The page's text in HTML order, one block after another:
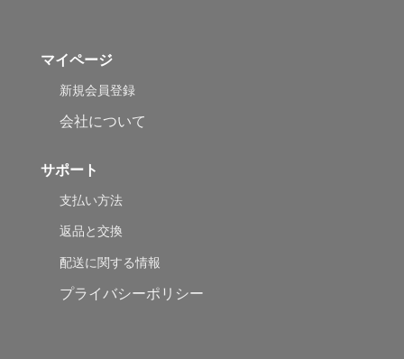
マイページ
新規会員登録
会社について
サポート
支払い方法
返品と交換
配送に関する情報
プライバシーポリシー